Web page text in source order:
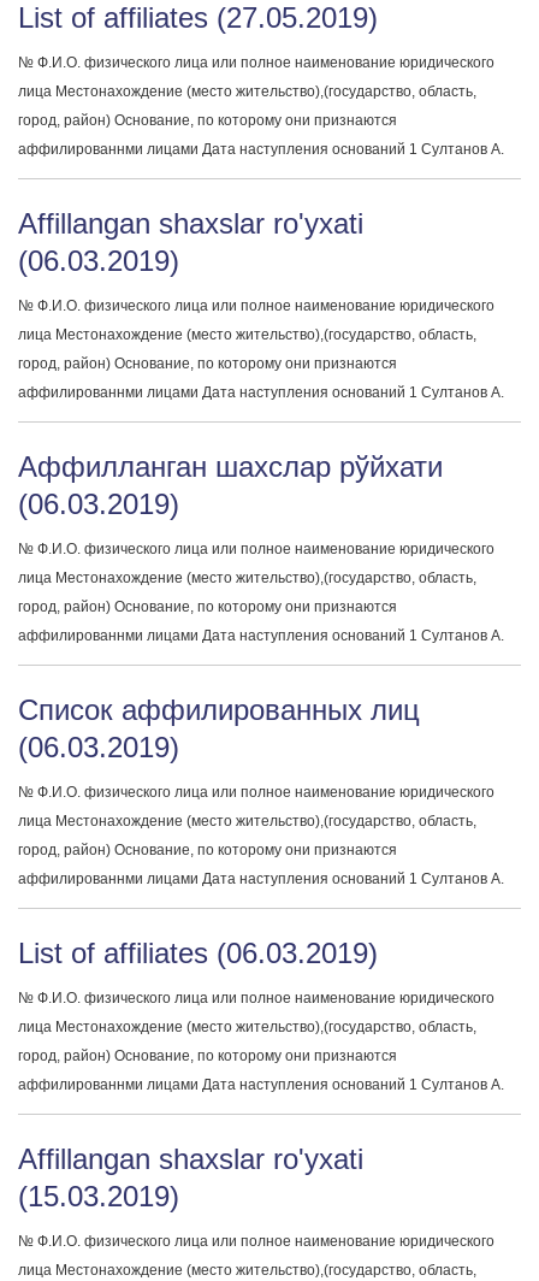
List of affiliates (27.05.2019)
№ Ф.И.О. физического лица или полное наименование юридического
лица Местонахождение (место жительство),(государство, область,
город, район) Основание, по которому они признаются
аффилированнми лицами Дата наступления оснований 1 Султанов А.
Affillangan shaxslar ro'yxati
(06.03.2019)
№ Ф.И.О. физического лица или полное наименование юридического
лица Местонахождение (место жительство),(государство, область,
город, район) Основание, по которому они признаются
аффилированнми лицами Дата наступления оснований 1 Султанов А.
Аффилланган шахслар рўйхати
(06.03.2019)
№ Ф.И.О. физического лица или полное наименование юридического
лица Местонахождение (место жительство),(государство, область,
город, район) Основание, по которому они признаются
аффилированнми лицами Дата наступления оснований 1 Султанов А.
Список аффилированных лиц
(06.03.2019)
№ Ф.И.О. физического лица или полное наименование юридического
лица Местонахождение (место жительство),(государство, область,
город, район) Основание, по которому они признаются
аффилированнми лицами Дата наступления оснований 1 Султанов А.
List of affiliates (06.03.2019)
№ Ф.И.О. физического лица или полное наименование юридического
лица Местонахождение (место жительство),(государство, область,
город, район) Основание, по которому они признаются
аффилированнми лицами Дата наступления оснований 1 Султанов А.
Affillangan shaxslar ro'yxati
(15.03.2019)
№ Ф.И.О. физического лица или полное наименование юридического
лица Местонахождение (место жительство),(государство, область,